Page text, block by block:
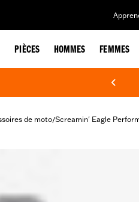
PIÈCES HOMMES FEMMES
de moto/Screamin' Eagle